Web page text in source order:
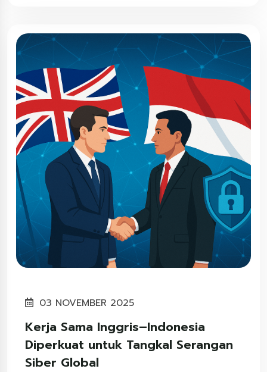
03 NOVEMBER 2025
Kerja Sama Inggris–Indonesia
Diperkuat untuk Tangkal Serangan
Siber Global